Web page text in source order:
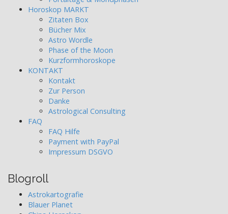
Horoskop MARKT
Zitaten Box
Bücher Mix
Astro Wordle
Phase of the Moon
Kurzformhoroskope
KONTAKT
Kontakt
Zur Person
Danke
Astrological Consulting
FAQ
FAQ Hilfe
Payment with PayPal
Impressum DSGVO
Blogroll
Astrokartografie
Blauer Planet